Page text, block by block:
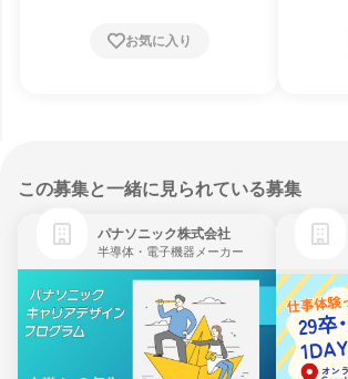
お気に入り
この募集と一緒に見られている募集
パナソニック株式会社
半導体・電子機器メーカー